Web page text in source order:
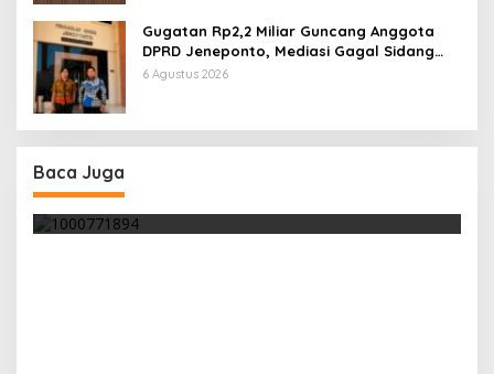
Gugatan Rp2,2 Miliar Guncang Anggota
DPRD Jeneponto, Mediasi Gagal Sidang
Masuk Pembuktian
6 Agustus 2026
Baca Juga
Disambut Antusias Warga, Andi Nurul Fathiya
Kembali Turun Reses di Banggae